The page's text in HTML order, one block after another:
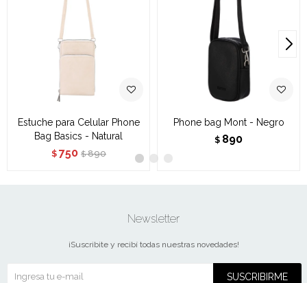
Estuche para Celular Phone
Bag Basics - Natural
$ 750 $ 890
Phone bag Mont - Negro
$ 890
Newsletter
¡Suscribite y recibí todas nuestras novedades!
SUSCRIBIRME